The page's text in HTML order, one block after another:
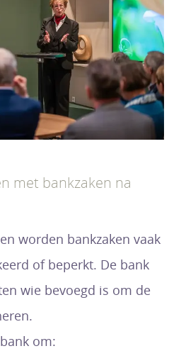
met bankzaken na
worden bankzaken vaak
of beperkt. De bank
wie bevoegd is om de
om: